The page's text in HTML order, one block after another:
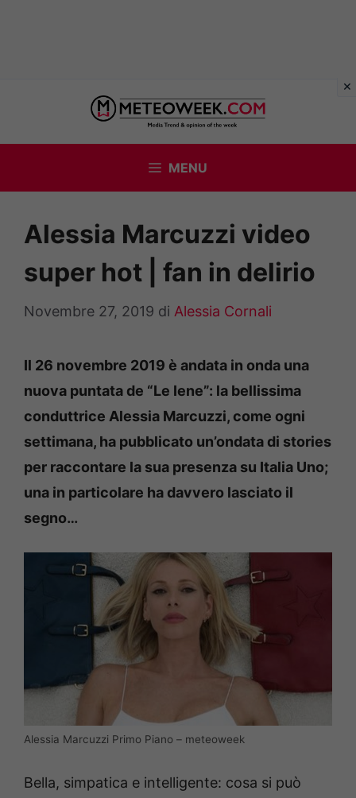
contenuto
MENU
Alessia Marcuzzi video
super hot | fan in delirio
Novembre 27, 2019 di Alessia Cornali
Il 26 novembre 2019 è andata in onda una
nuova puntata de “Le Iene”: la bellissima
conduttrice Alessia Marcuzzi, come ogni
settimana, ha pubblicato un’ondata di stories
per raccontare la sua presenza su Italia Uno;
una in particolare ha davvero lasciato il
segno…
Alessia Marcuzzi Primo Piano – meteoweek
Bella, simpatica e intelligente: cosa si può